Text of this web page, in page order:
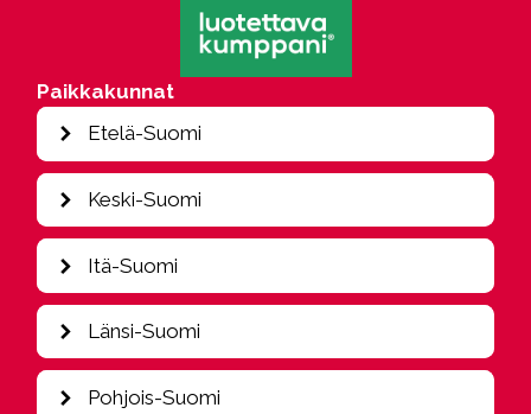
Paikkakunnat
Etelä-Suomi
Espoo
Hamina
Heinola
Hyvinkää
Hämeenlinna
Järvenpää
Keski-Suomi
Jyväskylä
Kajaani
Kouvola
Itä-Suomi
Iisalmi
Imatra
Joensuu
Länsi-Suomi
Kokkola
Pohjois-Suomi